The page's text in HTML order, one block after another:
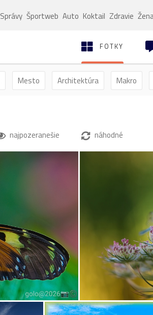
Správy Športweb Auto Koktail Zdravie
FOTKY
Mesto Architektúra Makro
najpozeranešie náhodné